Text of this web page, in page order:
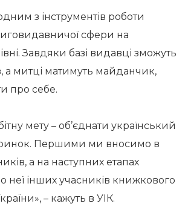
з інструментів роботи
сфери на
Завдяки базі видавці зможуть
а митці матимуть майданчик,
про себе.
мету – об’єднати український
ринок. Першими ми вносимо в
а на наступних етапах
неї інших учасників книжкового
– кажуть в УІК.